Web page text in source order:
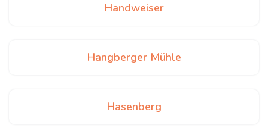
Handweiser
Hangberger Mühle
Hasenberg